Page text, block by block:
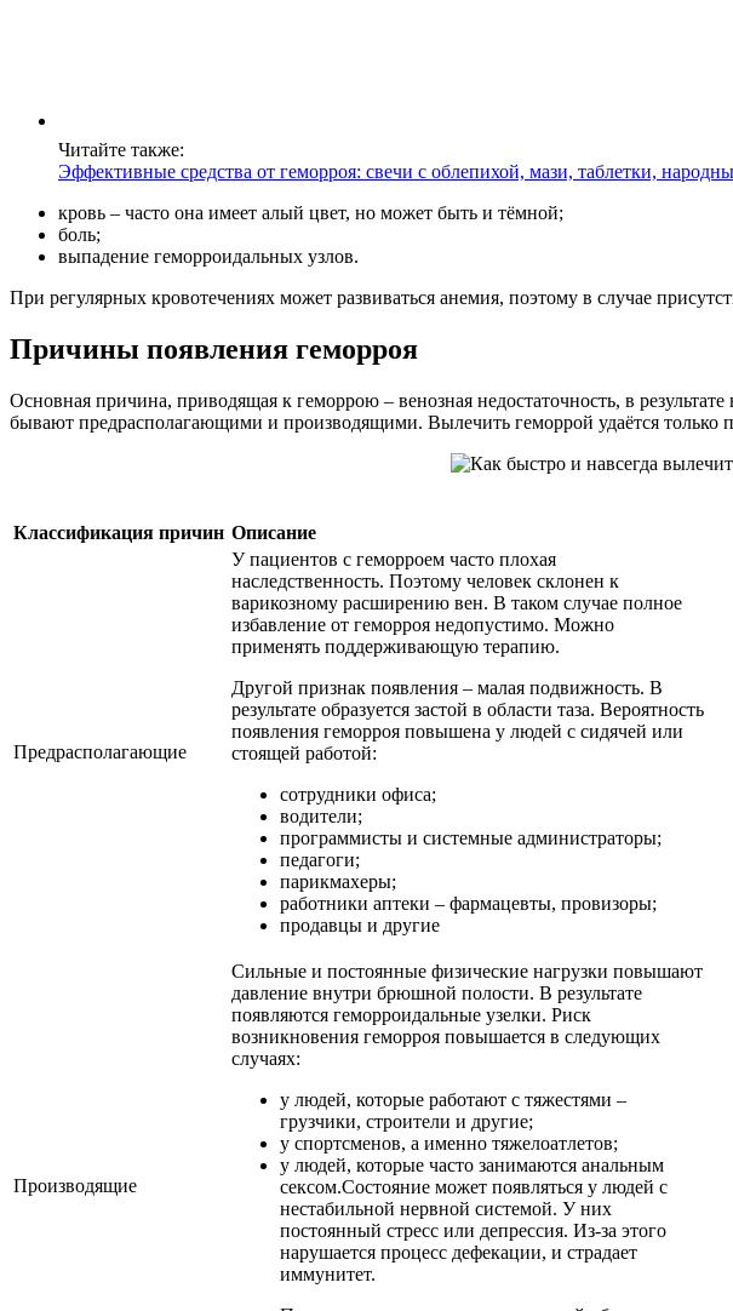
Читайте также:
Эффективные средства от геморроя: свечи с облепихой, мази, таблетки,
кровь – часто она имеет алый цвет, но может быть и тёмной;
боль;
выпадение геморроидальных узлов.
При регулярных кровотечениях может развиваться анемия, поэтому в случае
Причины появления геморроя
Основная причина, приводящая к геморрою – венозная недостаточность, в
бывают предрасполагающими и производящими. Вылечить геморрой удаётся только
Классификация причин Описание
Предрасполагающие
У пациентов с геморроем часто плохая
наследственность. Поэтому человек склонен к
варикозному расширению вен. В таком случае полное
избавление от геморроя недопустимо. Можно
применять поддерживающую терапию.
Другой признак появления – малая подвижность. В
результате образуется застой в области таза. Вероятность
появления геморроя повышена у людей с сидячей или
стоящей работой:
сотрудники офиса;
водители;
программисты и системные администраторы;
педагоги;
парикмахеры;
работники аптеки – фармацевты, провизоры;
продавцы и другие
Производящие
Сильные и постоянные физические нагрузки повышают
давление внутри брюшной полости. В результате
появляются геморроидальные узелки. Риск
возникновения геморроя повышается в следующих
случаях:
у людей, которые работают с тяжестями –
грузчики, строители и другие;
у спортсменов, а именно тяжелоатлетов;
у людей, которые часто занимаются анальным
сексом.Состояние может появляться у людей с
нестабильной нервной системой. У них
постоянный стресс или депрессия. Из-за этого
нарушается процесс дефекации, и страдает
иммунитет.